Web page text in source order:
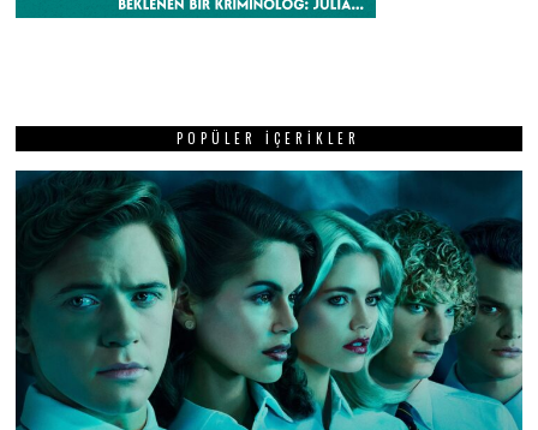
POPÜLER İÇERIKLER